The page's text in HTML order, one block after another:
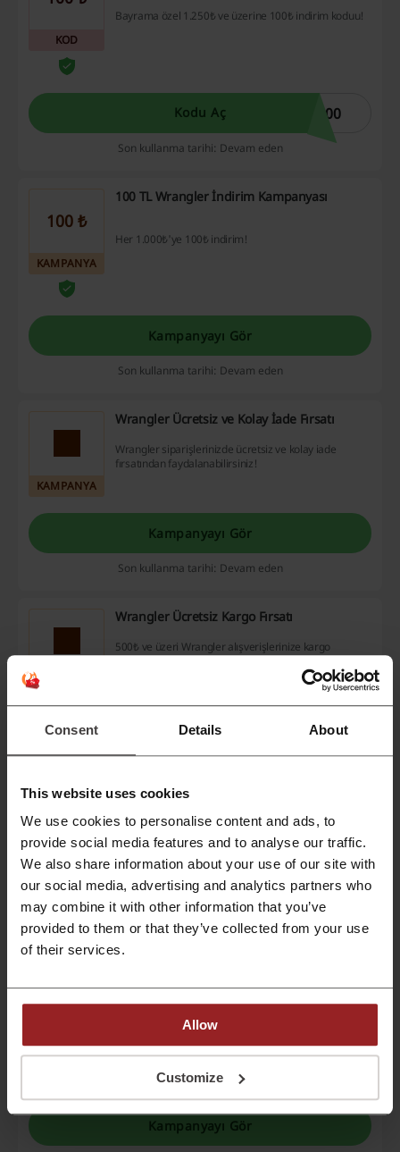
Consent Details About
This website uses cookies
We use cookies to personalise content and ads, to
provide social media features and to analyse our traffic.
We also share information about your use of our site with
our social media, advertising and analytics partners who
may combine it with other information that you’ve
provided to them or that they’ve collected from your use
of their services.
Allow
Customize
KOD
Bayrama özel 1.250₺ ve üzerine 100₺ indirim koduu!
Kodu Aç 100
Son kullanma tarihi: Devam eden
100 ₺
KAMPANYA
100 TL Wrangler İndirim Kampanyası
Her 1.000₺'ye 100₺ indirim!
Kampanyayı Gör
Son kullanma tarihi: Devam eden
KAMPANYA
Wrangler Ücretsiz ve Kolay İade Fırsatı
Wrangler siparişlerinizde ücretsiz ve kolay iade
fırsatından faydalanabilirsiniz!
Kampanyayı Gör
Son kullanma tarihi: Devam eden
KAMPANYA
Wrangler Ücretsiz Kargo Fırsatı
500₺ ve üzeri Wrangler alışverişlerinize kargo
ücretsiz!
Kampanyayı Gör
KAMPANYA
Wrangler Kadın Koleksiyonu
Wrangler kadın koleksiyonunu çeşitli indirimler,
sepet indirimleri, 2 al 1 öde gibi fırsatlarla
incelemek için tıkla!
Kampanyayı Gör
sepet indirimleri, 2 al 1 öde gibi fırsatlarla
incelemek için tıkla!
Kampanyayı Gör